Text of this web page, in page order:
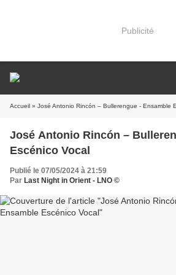
Publicité
Accueil » José Antonio Rincón – Bullerengue - Ensamble
José Antonio Rincón –
Escénico Vocal
Publié le 07/05/2024 à 21:59
Par Last Night in Orient - LNO ©